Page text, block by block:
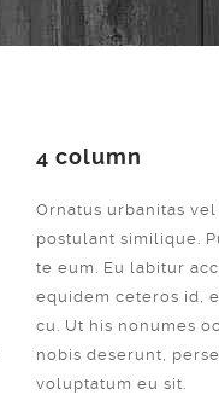
4 column
Ornatus urbanitas vel
postulant similique.
te eum. Eu labitur
equidem ceteros id,
cu. Ut his nonumes
nobis deserunt,
voluptatum eu sit.